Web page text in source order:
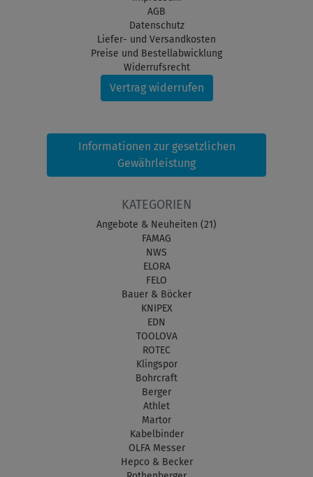
AGB
Datenschutz
Liefer- und Versandkosten
Preise und Bestellabwicklung
Widerrufsrecht
Vertrag widerrufen
Informationen zur gesetzlichen
Gewährleistung
KATEGORIEN
Angebote & Neuheiten (21)
FAMAG
NWS
ELORA
FELO
Bauer & Böcker
KNIPEX
EDN
TOOLOVA
ROTEC
Klingspor
Bohrcraft
Berger
Athlet
Martor
Kabelbinder
OLFA Messer
Hepco & Becker